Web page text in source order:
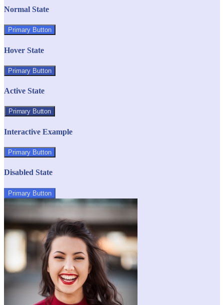
Normal State
Primary Button
Hover State
Primary Button
Active State
Primary Button
Interactive Example
Primary Button
Disabled State
Primary Button